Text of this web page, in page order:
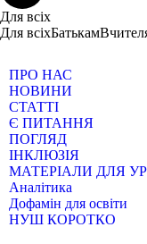
Для всіх
Для всіхБатькам
ПРО НАС
НОВИНИ
СТАТТІ
Є ПИТАННЯ
ПОГЛЯД
ІНКЛЮЗІЯ
МАТЕРІАЛИ ДЛЯ
Аналітика
Дофамін для освіти
НУШ КОРОТКО